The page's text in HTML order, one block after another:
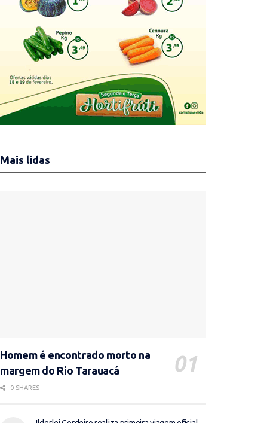
Mais lidas
Homem é encontrado morto na
margem do Rio Tarauacá
0 SHARES